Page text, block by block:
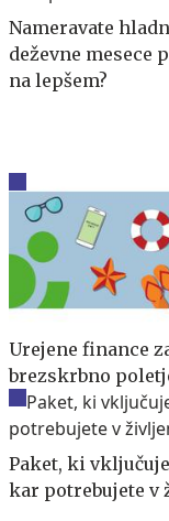
Nameravate
deževne mesece
na lepšem?
Urejene finance
brezskrbno
Paket, ki
kar potrebujete v